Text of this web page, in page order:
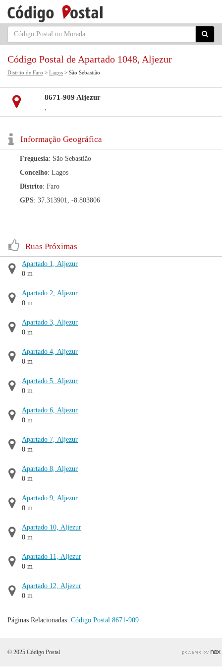
Código Postal de Apartado 1048, Aljezur
Distrito de Faro > Lagos > São Sebastião
8671-909 Aljezur
,
Informação Geográfica
Freguesia: São Sebastião
Concelho: Lagos
Distrito: Faro
GPS: 37.313901, -8.803806
Ruas Próximas
Apartado 1, Aljezur
0 m
Apartado 2, Aljezur
0 m
Apartado 3, Aljezur
0 m
Apartado 4, Aljezur
0 m
Apartado 5, Aljezur
0 m
Apartado 6, Aljezur
0 m
Apartado 7, Aljezur
0 m
Apartado 8, Aljezur
0 m
Apartado 9, Aljezur
0 m
Apartado 10, Aljezur
0 m
Apartado 11, Aljezur
0 m
Apartado 12, Aljezur
0 m
Páginas Relacionadas: Código Postal 8671-909
© 2025 Código Postal